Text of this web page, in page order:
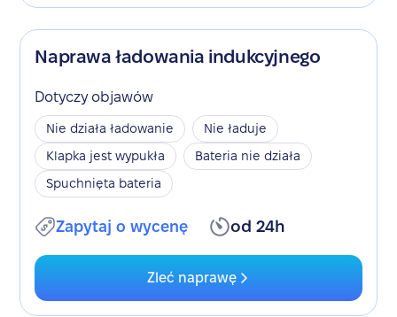
Naprawa ładowania indukcyjnego
Dotyczy objawów
Nie działa ładowanie
Nie ładuje
Klapka jest wypukła
Bateria nie działa
Spuchnięta bateria
Zapytaj o wycenę od 24h
Zleć naprawę